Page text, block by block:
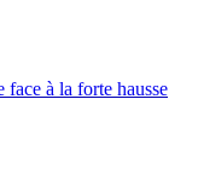
à la forte hausse